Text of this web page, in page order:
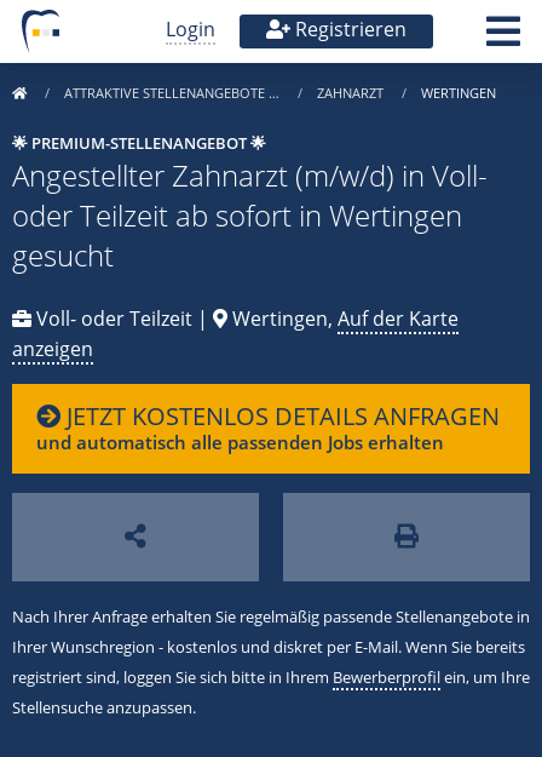
Login Registrieren
ATTRAKTIVE STELLENANGEBOTE … ZAHNARZT WERTINGEN
🌟 PREMIUM-STELLENANGEBOT 🌟
Angestellter Zahnarzt (m/w/d) in Voll-
oder Teilzeit ab sofort in Wertingen
gesucht
Voll- oder Teilzeit | Wertingen, Auf der Karte
anzeigen
JETZT KOSTENLOS DETAILS ANFRAGEN
und automatisch alle passenden Jobs erhalten
Nach Ihrer Anfrage erhalten Sie regelmäßig passende Stellenangebote in
Ihrer Wunschregion - kostenlos und diskret per E-Mail. Wenn Sie bereits
registriert sind, loggen Sie sich bitte in Ihrem Bewerberprofilein, um Ihre
Stellensuche anzupassen.